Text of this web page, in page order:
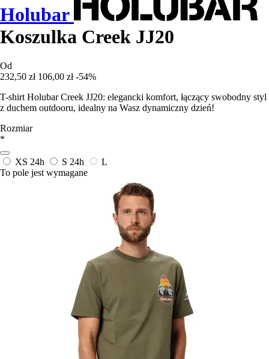
Holubar
Koszulka Creek JJ20
Od
232,50 zł 106,00 zł -54%
T-shirt Holubar Creek JJ20: elegancki komfort, łączący swobodny styl
z duchem outdooru, idealny na Wasz dynamiczny dzień!
Rozmiar
*
XS 24h S 24h
L
To pole jest wymagane